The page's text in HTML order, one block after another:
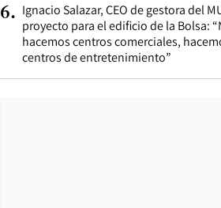
6. Ignacio Salazar, CEO de gestora del
proyecto para el edificio de la Bolsa:
hacemos centros comerciales,
centros de entretenimiento”